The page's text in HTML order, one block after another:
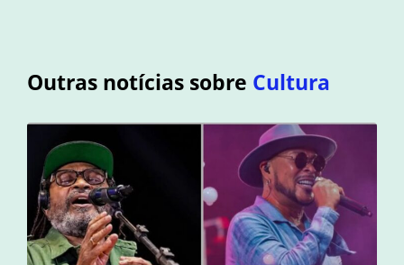
Outras notícias sobre Cultura